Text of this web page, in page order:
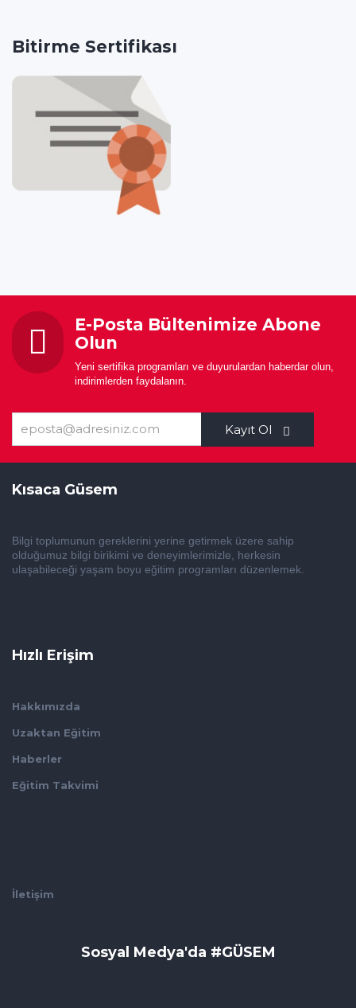
Bitirme Sertifikası
E-Posta Bültenimize Abone
Olun
Yeni sertifika programları ve duyurulardan haberdar olun,
indirimlerden faydalanın.
Kayıt Ol
Kısaca Güsem
Bilgi toplumunun gereklerini yerine getirmek üzere sahip
olduğumuz bilgi birikimi ve deneyimlerimizle, herkesin
ulaşabileceği yaşam boyu eğitim programları düzenlemek.
Hızlı Erişim
Hakkımızda
Uzaktan Eğitim
Haberler
Eğitim Takvimi
İletişim
Sosyal Medya'da #GÜSEM